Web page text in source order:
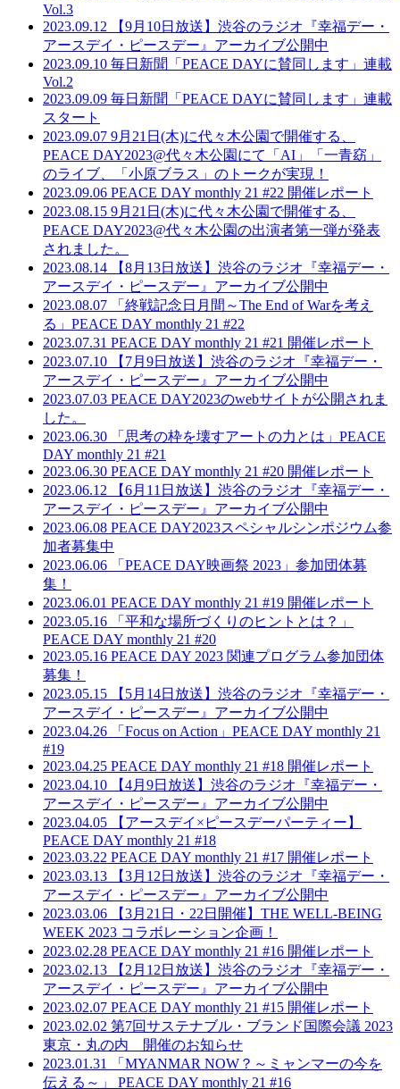
Vol.3
2023.09.12
【9月10日放送】渋谷のラジオ『幸福デー・
アースデイ・ピースデー』アーカイブ公開中
2023.09.10 毎日新聞「PEACE DAYに賛同します」連載
Vol.2
2023.09.09 毎日新聞「PEACE DAYに賛同します」連載
スタート
2023.09.07 9月21日(木)に代々木公園で開催する、
PEACE DAY2023@代々木公園にて「AI」「一青窈」
のライブ、「小原ブラス」のトークが実現！
2023.09.06 PEACE DAY monthly 21 #22 開催レポート
2023.08.15 9月21日(木)に代々木公園で開催する、
PEACE DAY2023@代々木公園の出演者第一弾が発表
されました。
2023.08.14
【8月13日放送】渋谷のラジオ『幸福デー・
アースデイ・ピースデー』アーカイブ公開中
2023.08.07
「終戦記念日月間～The End of Warを考え
る」PEACE DAY monthly 21 #22
2023.07.31 PEACE DAY monthly 21 #21 開催レポート
2023.07.10
【7月9日放送】渋谷のラジオ『幸福デー・
アースデイ・ピースデー』アーカイブ公開中
2023.07.03 PEACE DAY2023のwebサイトが公開されま
した。
2023.06.30
「思考の枠を壊すアートの力とは」PEACE
DAY monthly 21 #21
2023.06.30 PEACE DAY monthly 21 #20 開催レポート
2023.06.12
【6月11日放送】渋谷のラジオ『幸福デー・
アースデイ・ピースデー』アーカイブ公開中
2023.06.08 PEACE DAY2023スペシャルシンポジウム参
加者募集中
2023.06.06
「PEACE DAY映画祭 2023」参加団体募
集！
2023.06.01 PEACE DAY monthly 21 #19 開催レポート
2023.05.16
「平和な場所づくりのヒントとは？」
PEACE DAY monthly 21 #20
2023.05.16 PEACE DAY 2023 関連プログラム参加団体
募集！
2023.05.15
【5月14日放送】渋谷のラジオ『幸福デー・
アースデイ・ピースデー』アーカイブ公開中
2023.04.26
「Focus on Action」PEACE DAY monthly 21
#19
2023.04.25 PEACE DAY monthly 21 #18 開催レポート
2023.04.10
【4月9日放送】渋谷のラジオ『幸福デー・
アースデイ・ピースデー』アーカイブ公開中
2023.04.05
【アースデイ×ピースデーパーティー】
PEACE DAY monthly 21 #18
2023.03.22 PEACE DAY monthly 21 #17 開催レポート
2023.03.13
【3月12日放送】渋谷のラジオ『幸福デー・
アースデイ・ピースデー』アーカイブ公開中
2023.03.06
【3月21日・22日開催】THE WELL-BEING
WEEK 2023 コラボレーション企画！
2023.02.28 PEACE DAY monthly 21 #16 開催レポート
2023.02.13
【2月12日放送】渋谷のラジオ『幸福デー・
アースデイ・ピースデー』アーカイブ公開中
2023.02.07 PEACE DAY monthly 21 #15 開催レポート
2023.02.02 第7回サステナブル・ブランド国際会議 2023
東京・丸の内 開催のお知らせ
2023.01.31
「MYANMAR NOW？～ミャンマーの今を
伝える～」 PEACE DAY monthly 21 #16